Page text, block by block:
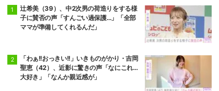
辻希美（39）、中2次男の荷造りをする様
子に賛否の声「すんごい過保護…」「全部
ママが準備してくれるんだ」
「わぁ!!おっきい!!」いきものがかり・吉岡
聖恵（42）、近影に驚きの声「なにこれ…
大好き」「なんか親近感が」